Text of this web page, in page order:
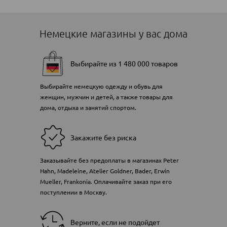
Немецкие магазины у вас дома
Выбирайте из 1 480 000 товаров
Выбирайте немецкую одежду и обувь для
женщин, мужчин и детей, а также товары для
дома, отдыха и занятий спортом.
Закажите без риска
Заказывайте без предоплаты в магазинах Peter
Hahn, Madeleine, Atelier Goldner, Bader, Erwin
Mueller, Frankonia. Оплачивайте заказ при его
поступлении в Москву.
Верните, если не подойдет